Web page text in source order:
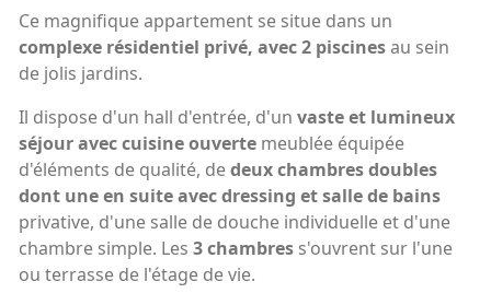
Ce magnifique appartement se situe dans un
complexe résidentiel privé, avec 2 piscinesau sein
de jolis jardins.
Il dispose d'un hall d'entrée, d'un vaste et lumineux
séjour avec cuisine ouverte meublée équipée
d'éléments de qualité, dedeux chambres doubles
dont une en suite avec dressing et salle de bains
privative, d'une salle de douche individuelle et d'une
chambre simple. Les 3 chambres s'ouvrent sur l'une
ou terrasse de l'étage de vie.